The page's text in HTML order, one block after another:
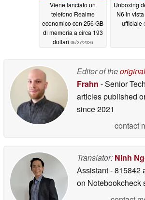
Viene lanciato un
telefono Realme
economico con 256 GB
di memoria a circa 193
dollari 06/27/2026
Unboxing
N6 in
ufficiale
Editor of the
Frahn - Senior
articles published
since 2021
contact
Translator: Ninh
Assistant- 815842
on Notebookcheck